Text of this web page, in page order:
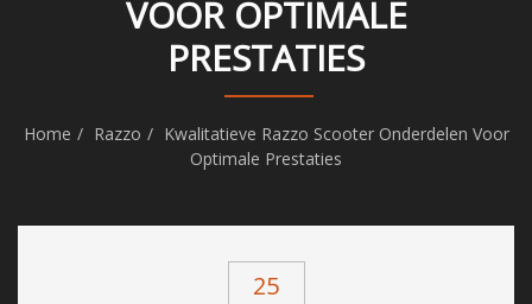
VOOR OPTIMALE
PRESTATIES
Home Razzo
Kwalitatieve Razzo Scooter Onderdelen Voor
Optimale Prestaties
25